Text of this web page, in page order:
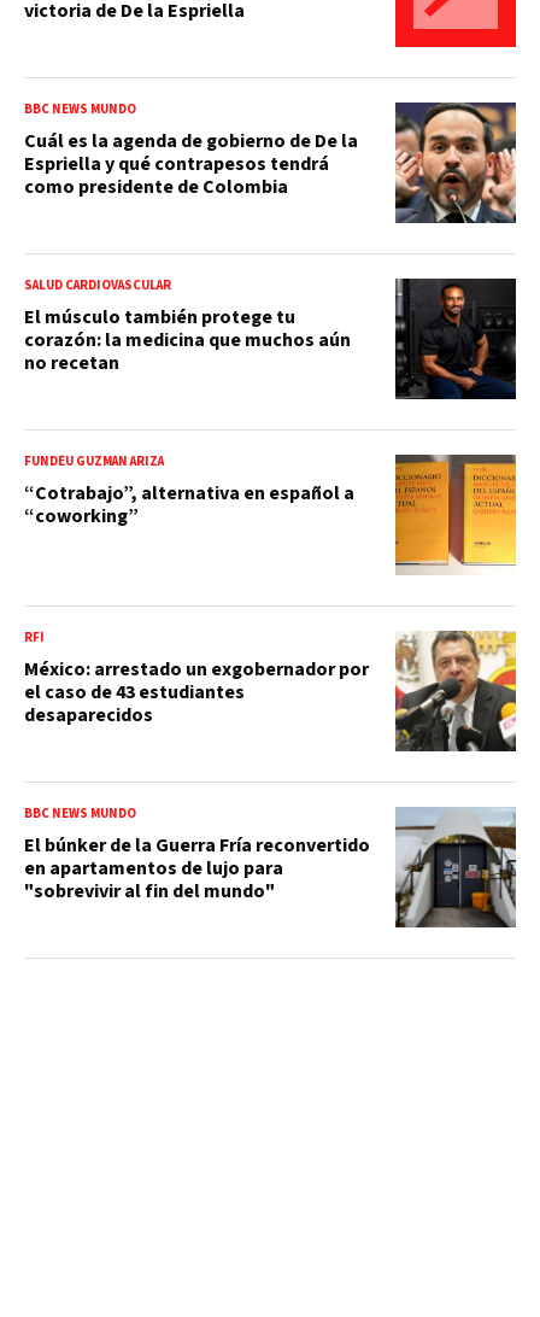
victoria de De la Espriella
BBC NEWS MUNDO
Cuál es la agenda de gobierno de De la
Espriella y qué contrapesos tendrá
como presidente de Colombia
SALUD CARDIOVASCULAR
El músculo también protege tu
corazón: la medicina que muchos aún
no recetan
FUNDÉU GUZMÁN ARIZA
“Cotrabajo”, alternativa en español a
“coworking”
RFI
México: arrestado un exgobernador por
el caso de 43 estudiantes
desaparecidos
BBC NEWS MUNDO
El búnker de la Guerra Fría reconvertido
en apartamentos de lujo para
"sobrevivir al fin del mundo"